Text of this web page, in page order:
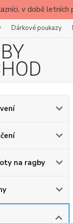
v době
Dárkové poukazy
na ragby